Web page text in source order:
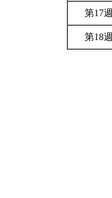
第17週
第18週